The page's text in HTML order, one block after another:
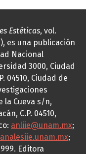
Estéticas, vol.
es una publicación
Nacional
3000, Ciudad
04510, Ciudad de
la Cueva s/n,
C.P. 04510,
anliie@unam.mx;
;
Editora